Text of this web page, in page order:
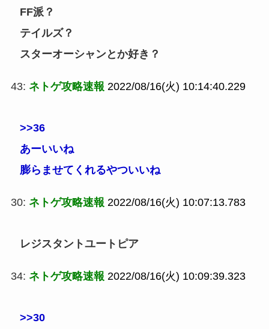
FF派？
テイルズ？
スターオーシャンとか好き？
43: ネトゲ攻略速報 2022/08/16(火) 10:14:40.229
>>36
あーいいね
膨らませてくれるやついいね
30: ネトゲ攻略速報 2022/08/16(火) 10:07:13.783
レジスタントユートピア
34: ネトゲ攻略速報 2022/08/16(火) 10:09:39.323
>>30